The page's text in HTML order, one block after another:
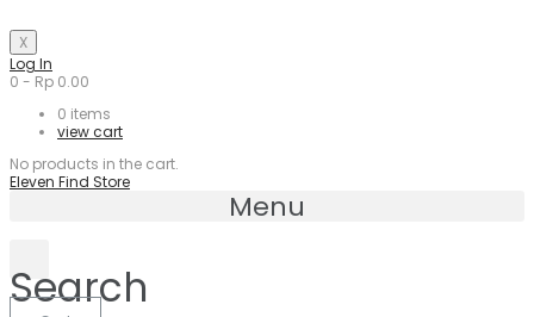
X
Log In
0 - Rp 0.00
0 items
view cart
No products in the cart.
Eleven Find Store
Menu
Search